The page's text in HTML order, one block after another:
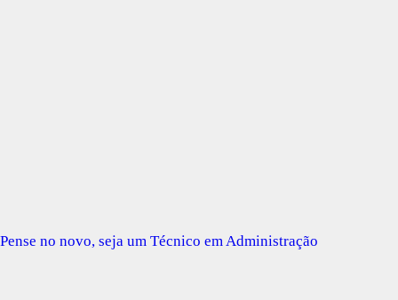
Pense no novo, seja um Técnico em Administração